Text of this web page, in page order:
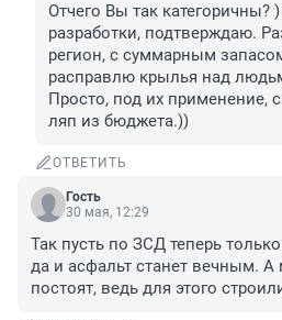
Отчего Вы так категоричны?
разработки, подтверждаю.
регион, с суммарным
расправлю крылья над
Просто, под их применение,
ляп из бюджета.))
ОТВЕТИТЬ
Гость
30 мая, 12:29
Так пусть по ЗСД теперь
да и асфальт станет вечным.
постоят, ведь для этого